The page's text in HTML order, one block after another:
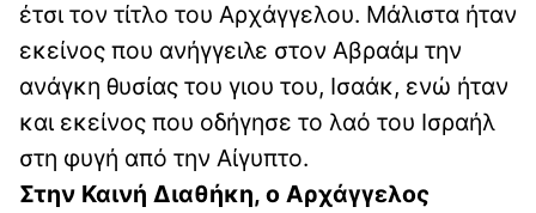
έτσι τον τίτλο του Αρχάγγελου. Μάλιστα ήταν
εκείνος που ανήγγειλε στον Αβραάμ την
ανάγκη θυσίας του γιου του, Ισαάκ, ενώ ήταν
και εκείνος που οδήγησε το λαό του Ισραήλ
στη φυγή από την Αίγυπτο.
Στην Καινή Διαθήκη, ο Αρχάγγελος